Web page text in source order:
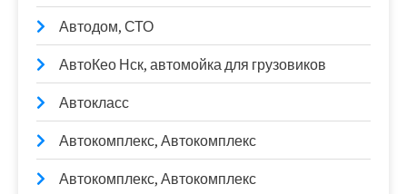
Автодом, СТО
АвтоКео Нск, автомойка для грузовиков
Автокласс
Автокомплекс, Автокомплекс
Автокомплекс, Автокомплекс